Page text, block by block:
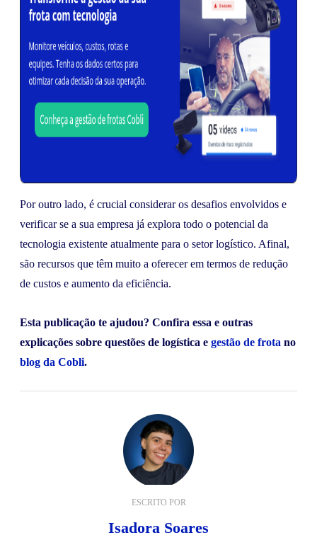
Por outro lado, é crucial considerar os desafios envolvidos e
verificar se a sua empresa já explora todo o potencial da
tecnologia existente atualmente para o setor logístico. Afinal,
são recursos que têm muito a oferecer em termos de redução
de custos e aumento da eficiência.
Esta publicação te ajudou? Confira essa e outras
explicações sobre questões de logística e gestão de frota no
blog da Cobli.
ESCRITO POR
Isadora Soares